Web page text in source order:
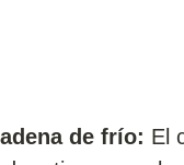
de frío: El